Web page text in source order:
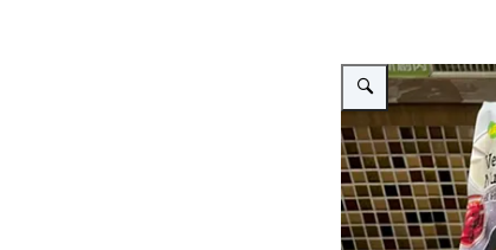
Vergroot afbeelding